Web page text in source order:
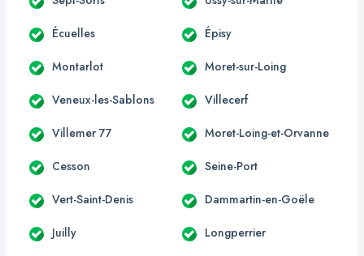
Écuelles Épisy
Montarlot Moret-sur-Loing
Veneux-les-Sablons Villecerf
Villemer 77 Moret-Loing-et-Orvanne
Cesson Seine-Port
Vert-Saint-Denis Dammartin-en-Goële
Juilly Longperrier